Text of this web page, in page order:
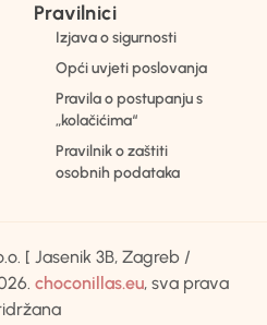
Pravilnici
Izjava o sigurnosti
Opći uvjeti poslovanja
Pravila o postupanju s
„kolačićima“
Pravilnik o zaštiti
osobnih podataka
[ Jasenik 3B, Zagreb /
choconillas.eu, sva prava